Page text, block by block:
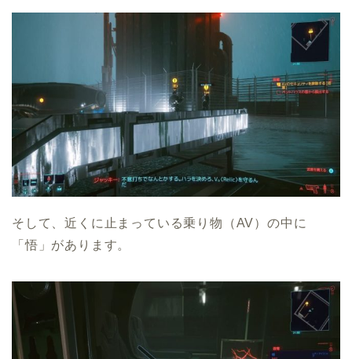
そして、近くに止まっている乗り物（AV）の中に
「悟」があります。